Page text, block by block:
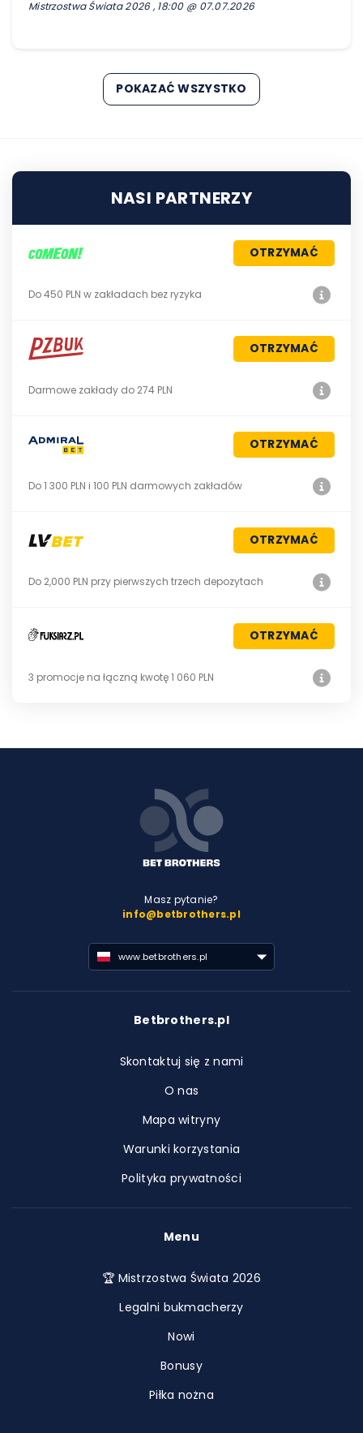
Mistrzostwa Świata 2026 , 18:00 @ 07.07.2026
POKAZAĆ WSZYSTKO
NASI PARTNERZY
OTRZYMAĆ
Do 450 PLN w zakładach bez ryzyka
OTRZYMAĆ
Darmowe zakłady do 274 PLN
OTRZYMAĆ
Do 1 300 PLN i 100 PLN darmowych zakładów
OTRZYMAĆ
Do 2,000 PLN przy pierwszych trzech depozytach
OTRZYMAĆ
3 promocje na łączną kwotę 1 060 PLN
Masz pytanie?
info@betbrothers.pl
www.betbrothers.pl
Betbrothers.pl
Skontaktuj się z nami
O nas
Mapa witryny
Warunki korzystania
Polityka prywatności
Menu
🏆 Mistrzostwa Świata 2026
Legalni bukmacherzy
Nowi
Bonusy
Piłka nożna